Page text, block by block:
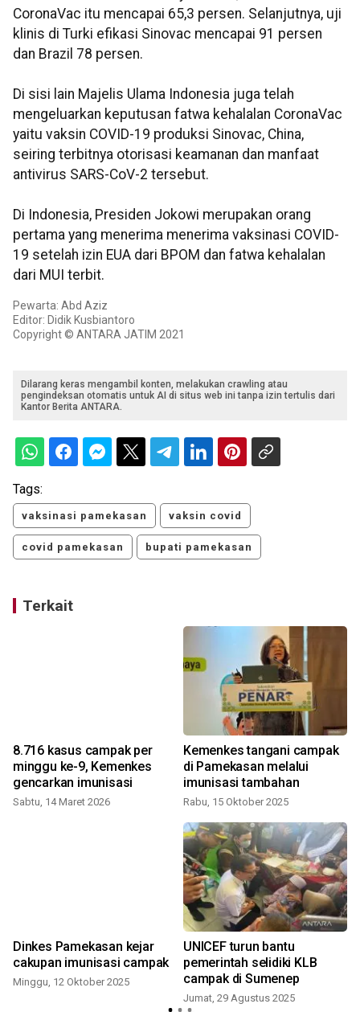
CoronaVac itu mencapai 65,3 persen. Selanjutnya, uji
klinis di Turki efikasi Sinovac mencapai 91 persen
dan Brazil 78 persen.
Di sisi lain Majelis Ulama Indonesia juga telah
mengeluarkan keputusan fatwa kehalalan CoronaVac
yaitu vaksin COVID-19 produksi Sinovac, China,
seiring terbitnya otorisasi keamanan dan manfaat
antivirus SARS-CoV-2 tersebut.
Di Indonesia, Presiden Jokowi merupakan orang
pertama yang menerima menerima vaksinasi COVID-
19 setelah izin EUA dari BPOM dan fatwa kehalalan
dari MUI terbit.
Pewarta: Abd Aziz
Editor: Didik Kusbiantoro
Copyright © ANTARA JATIM 2021
Dilarang keras mengambil konten, melakukan crawling atau
pengindeksan otomatis untuk AI di situs web ini tanpa izin tertulis dari
Kantor Berita ANTARA.
Tags:
vaksinasi pamekasan vaksin covid
covid pamekasan bupati pamekasan
Terkait
8.716 kasus campak per
minggu ke-9, Kemenkes
gencarkan imunisasi
Sabtu, 14 Maret 2026
Kemenkes tangani campak
di Pamekasan melalui
imunisasi tambahan
Rabu, 15 Oktober 2025
Dinkes Pamekasan kejar
cakupan imunisasi campak
Minggu, 12 Oktober 2025
UNICEF turun bantu
pemerintah selidiki KLB
campak di Sumenep
Jumat, 29 Agustus 2025